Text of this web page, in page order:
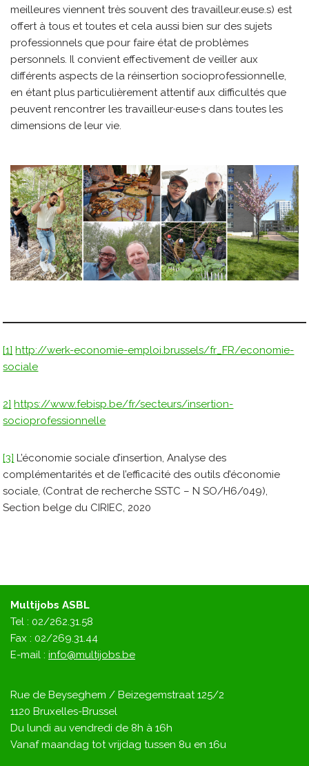
meilleures viennent très souvent des travailleur.euse.s) est
offert à tous et toutes et cela aussi bien sur des sujets
professionnels que pour faire état de problèmes
personnels. Il convient effectivement de veiller aux
différents aspects de la réinsertion socioprofessionnelle,
en étant plus particulièrement attentif aux difficultés que
peuvent rencontrer les travailleur·euse·s dans toutes les
dimensions de leur vie.
[1] http://werk-economie-emploi.brussels/fr_FR/economie-
sociale
2] https://www.febisp.be/fr/secteurs/insertion-
socioprofessionnelle
[3] L’économie sociale d’insertion, Analyse des
complémentarités et de l’efficacité des outils d’économie
sociale, (Contrat de recherche SSTC – N SO/H6/049),
Section belge du CIRIEC, 2020
Multijobs ASBL
Tel : 02/262.31.58
Fax : 02/269.31.44
E-mail : info@multijobs.be
Rue de Beyseghem / Beizegemstraat 125/2
1120 Bruxelles-Brussel
Du lundi au vendredi de 8h à 16h
Vanaf maandag tot vrijdag tussen 8u en 16u